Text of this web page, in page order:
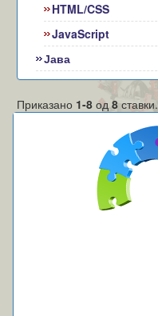
HTML/CSS
JavaScript
Јава
Приказано 1-8 од8 ставки.